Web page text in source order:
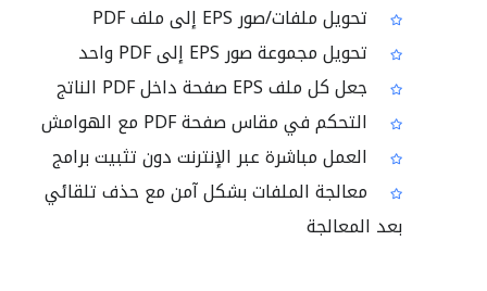
تحويل ملفات/صور EPS إلى ملف PDF
تحويل مجموعة صور EPS إلى PDF واحد
جعل كل ملف EPS صفحة داخل PDF الناتج
التحكم في مقاس صفحة PDF مع الهوامش
العمل مباشرة عبر الإنترنت دون تثبيت برامج
معالجة الملفات بشكل آمن مع حذف تلقائي
بعد المعالجة